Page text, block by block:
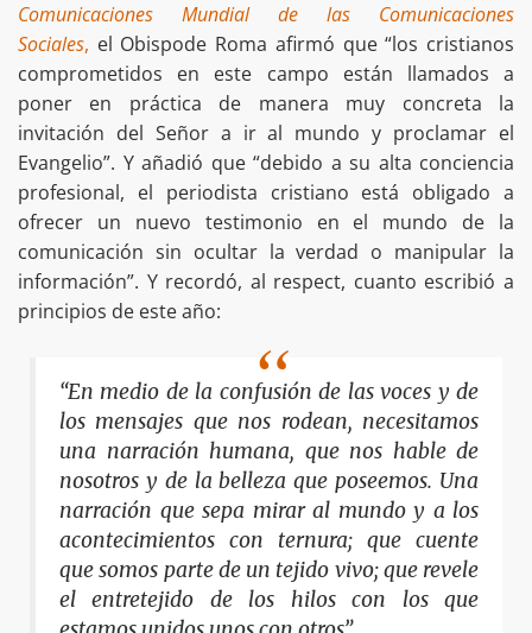
Comunicaciones Mundial de las Comunicaciones
Sociales, el Obispode Roma afirmó que “los cristianos
comprometidos en este campo están llamados a
poner en práctica de manera muy concreta la
invitación del Señor a ir al mundo y proclamar el
Evangelio”. Y añadió que “debido a su alta conciencia
profesional, el periodista cristiano está obligado a
ofrecer un nuevo testimonio en el mundo de la
comunicación sin ocultar la verdad o manipular la
información”. Y recordó, al respect, cuanto escribió a
principios de este año:
“En medio de la confusión de las voces y de
los mensajes que nos rodean, necesitamos
una narración humana, que nos hable de
nosotros y de la belleza que poseemos. Una
narración que sepa mirar al mundo y a los
acontecimientos con ternura; que cuente
que somos parte de un tejido vivo; que revele
el entretejido de los hilos con los que